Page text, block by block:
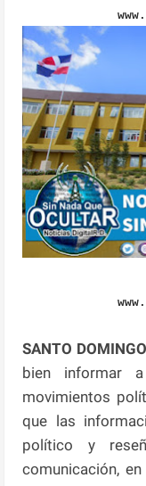
SANTO DOMINGO
bien informar
movimientos
que las
político y
comunicación,